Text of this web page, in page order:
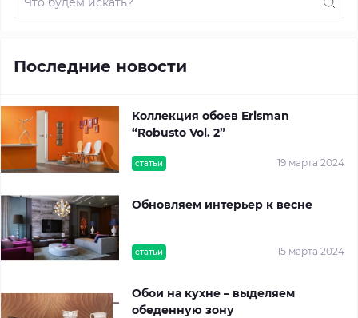
Последние новости
статьи 19 марта 2024
Коллекция обоев Erisman
“Robusto Vol. 2”
статьи 15 марта 2024
Обновляем интерьер к весне
Обои на кухне – выделяем
обеденную зону